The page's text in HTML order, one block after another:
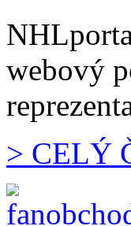
webový
> CELÝ